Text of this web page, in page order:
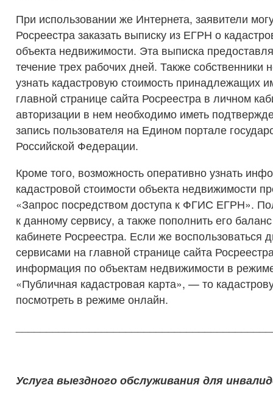
При использовании же Интернета, заявители
Росреестра заказать выписку из ЕГРН о
объекта недвижимости. Эта выписка
течение трех рабочих дней. Также собственники
узнать кадастровую стоимость принадлежащих
главной странице сайта Росреестра в личном
авторизации в нем необходимо иметь
запись пользователя на Едином портале
Российской Федерации.
Кроме того, возможность оперативно узнать
кадастровой стоимости объекта недвижимости
«Запрос посредством доступа к ФГИС ЕГРН».
к данному сервису, а также пополнить его
кабинете Росреестра. Если же воспользоваться
сервисами на главной странице сайта
информация по объектам недвижимости в
«Публичная кадастровая карта», — то
посмотреть в режиме онлайн.
Услуга выездного обслуживания для